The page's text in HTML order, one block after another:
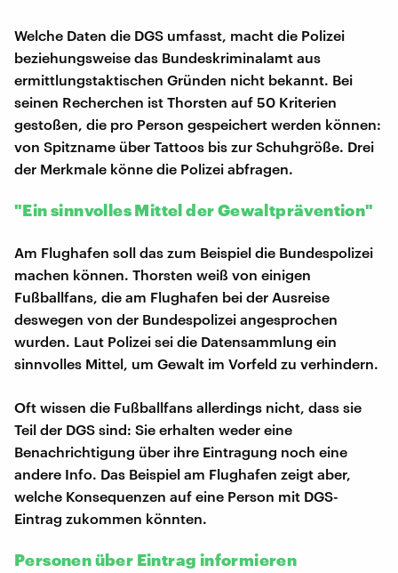
Welche Daten die DGS umfasst, macht die Polizei
beziehungsweise das Bundeskriminalamt aus
ermittlungstaktischen Gründen nicht bekannt. Bei
seinen Recherchen ist Thorsten auf 50 Kriterien
gestoßen, die pro Person gespeichert werden können:
von Spitzname über Tattoos bis zur Schuhgröße. Drei
der Merkmale könne die Polizei abfragen.
"Ein sinnvolles Mittel der Gewaltprävention"
Am Flughafen soll das zum Beispiel die Bundespolizei
machen können. Thorsten weiß von einigen
Fußballfans, die am Flughafen bei der Ausreise
deswegen von der Bundespolizei angesprochen
wurden. Laut Polizei sei die Datensammlung ein
sinnvolles Mittel, um Gewalt im Vorfeld zu verhindern.
Oft wissen die Fußballfans allerdings nicht, dass sie
Teil der DGS sind: Sie erhalten weder eine
Benachrichtigung über ihre Eintragung noch eine
andere Info. Das Beispiel am Flughafen zeigt aber,
welche Konsequenzen auf eine Person mit DGS-
Eintrag zukommen könnten.
Personen über Eintrag informieren